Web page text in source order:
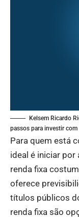
Kelsem Ricardo
passos para investir
Para quem está
ideal é iniciar por
renda fixa
oferece
títulos públicos
renda fixa são